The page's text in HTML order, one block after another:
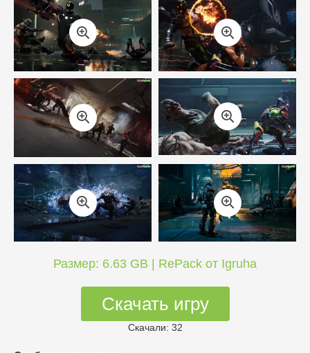
Размер: 6.63 GB | RePack от Igruha
Скачать игру
Скачали: 32